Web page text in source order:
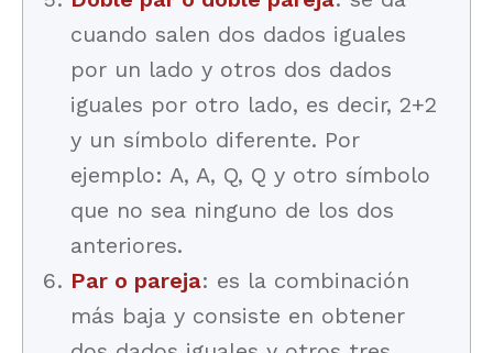
cuando salen dos dados iguales
por un lado y otros dos dados
iguales por otro lado, es decir, 2+2
y un símbolo diferente. Por
ejemplo: A, A, Q, Q y otro símbolo
que no sea ninguno de los dos
anteriores.
Par o pareja: es la combinación
más baja y consiste en obtener